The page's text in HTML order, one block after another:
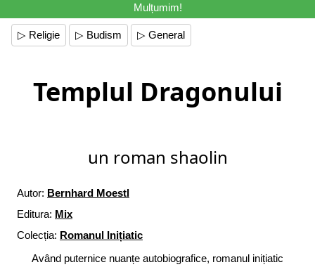
Mulțumim!
▷ Religie ▷ Budism ▷ General
Templul Dragonului
un roman shaolin
Autor: Bernhard Moestl
Editura: Mix
Colecția: Romanul Inițiatic
Având puternice nuanțe autobiografice, romanul inițiatic